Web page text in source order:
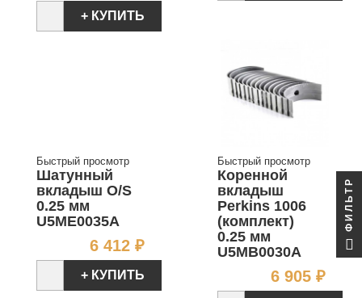
+ КУПИТЬ
Быстрый просмотр
Шатунный
вкладыш O/S
0.25 мм
U5ME0035A
6 412 ₽Цена
+ КУПИТЬ
Быстрый просмотр
Коренной
вкладыш
Perkins 1006
(комплект)
0.25 мм
U5MB0030A
6 905 ₽
ФИЛЬТР